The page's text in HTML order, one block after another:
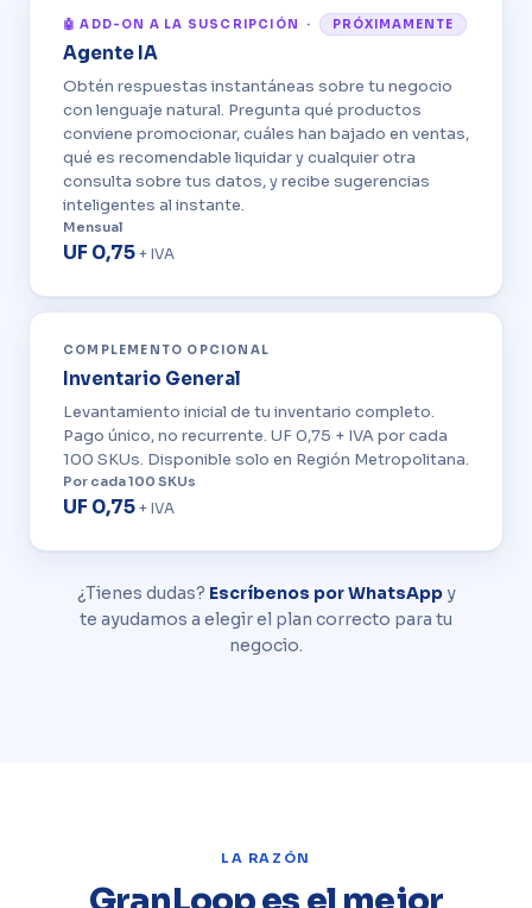
🤖 ADD-ON A LA SUSCRIPCIÓN · PRÓXIMAMENTE
Agente IA
Obtén respuestas instantáneas sobre tu negocio
con lenguaje natural. Pregunta qué productos
conviene promocionar, cuáles han bajado en ventas,
qué es recomendable liquidar y cualquier otra
consulta sobre tus datos, y recibe sugerencias
inteligentes al instante.
Mensual
UF 0,75 + IVA
COMPLEMENTO OPCIONAL
Inventario General
Levantamiento inicial de tu inventario completo.
Pago único, no recurrente. UF 0,75 + IVA por cada
100 SKUs. Disponible solo en Región Metropolitana.
Por cada 100 SKUs
UF 0,75 + IVA
¿Tienes dudas? Escríbenos por WhatsAppy
te ayudamos a elegir el plan correcto para tu
negocio.
LA RAZÓN